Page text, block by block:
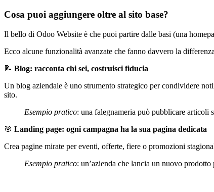
Cosa puoi aggiungere oltre al sito base?
Il bello di Odoo Website è che puoi partire dalle basi (una
Ecco alcune funzionalità avanzate che fanno davvero la
📝 Blog: racconta chi sei, costruisci fiducia
Un blog aziendale è uno strumento strategico per condividere
sito.
Esempio pratico: una falegnameria può pubblicare articoli
🎯 Landing page: ogni campagna ha la sua pagina dedicata
Crea pagine mirate per eventi, offerte, fiere o promozioni
Esempio pratico: un’azienda che lancia un nuovo